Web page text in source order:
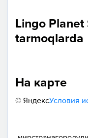
Lingo
tarmoqlarda
На карте
© ЯндексУсловия